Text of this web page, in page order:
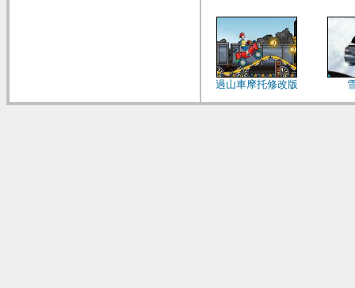
過山車摩托修改版